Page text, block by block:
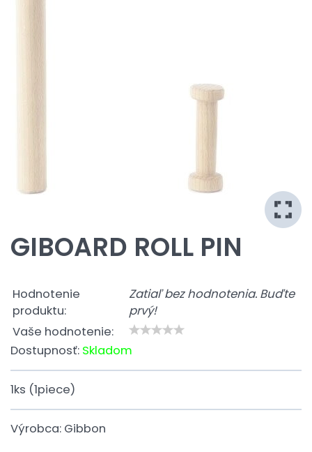
GIBOARD ROLL PIN
Hodnotenie
produktu:
Zatiaľ bez hodnotenia. Buďte
prvý!
Vaše hodnotenie:
Dostupnosť: Skladom
1ks (1piece)
Výrobca: Gibbon